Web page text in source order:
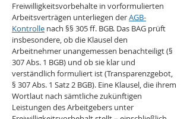
Freiwilligkeitsvorbehalte in vorformulierten
Arbeitsverträgen unterliegen der AGB-
Kontrolle nach §§ 305 ff. BGB. Das BAG prüft
insbesondere, ob die Klausel den
Arbeitnehmer unangemessen benachteiligt (§
307 Abs. 1 BGB) und ob sie klar und
verständlich formuliert ist (Transparenzgebot,
§ 307 Abs. 1 Satz 2 BGB). Eine Klausel, die ihrem
Wortlaut nach sämtliche zukünftigen
Leistungen des Arbeitgebers unter